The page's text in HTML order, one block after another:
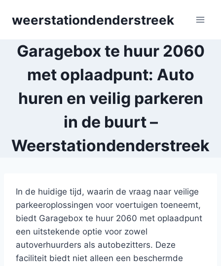
weerstationdenderstreek
Garagebox te huur 2060
met oplaadpunt: Auto
huren en veilig parkeren
in de buurt –
Weerstationdenderstreek
In de huidige tijd, waarin de vraag naar veilige
parkeeroplossingen voor voertuigen toeneemt,
biedt Garagebox te huur 2060 met oplaadpunt
een uitstekende optie voor zowel
autoverhuurders als autobezitters. Deze
faciliteit biedt niet alleen een beschermde